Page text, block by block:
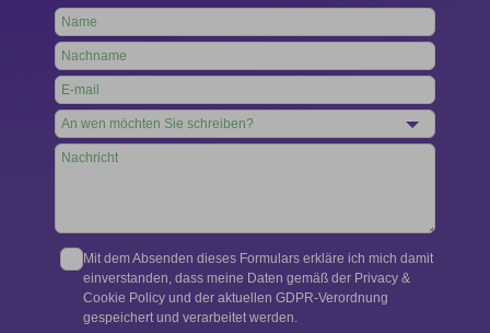
Leave
this
field
blank
Mit dem Absenden dieses Formulars erkläre ich mich damit
einverstanden, dass meine Daten gemäß der Privacy &
Cookie Policy und der aktuellen GDPR-Verordnung
gespeichert und verarbeitet werden.